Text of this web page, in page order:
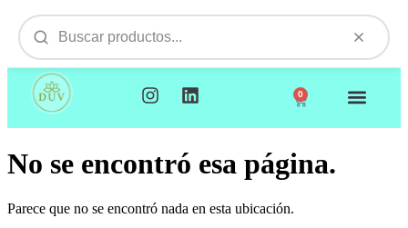
0
No se encontró esa página.
Parece que no se encontró nada en esta ubicación.